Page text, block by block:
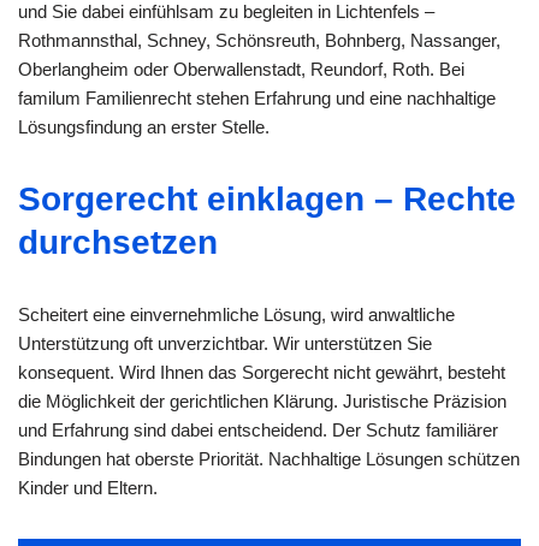
und Sie dabei einfühlsam zu begleiten in Lichtenfels –
Rothmannsthal, Schney, Schönsreuth, Bohnberg, Nassanger,
Oberlangheim oder Oberwallenstadt, Reundorf, Roth. Bei
familum Familienrecht stehen Erfahrung und eine nachhaltige
Lösungsfindung an erster Stelle.
Sorgerecht einklagen – Rechte
durchsetzen
Scheitert eine einvernehmliche Lösung, wird anwaltliche
Unterstützung oft unverzichtbar. Wir unterstützen Sie
konsequent. Wird Ihnen das Sorgerecht nicht gewährt, besteht
die Möglichkeit der gerichtlichen Klärung. Juristische Präzision
und Erfahrung sind dabei entscheidend. Der Schutz familiärer
Bindungen hat oberste Priorität. Nachhaltige Lösungen schützen
Kinder und Eltern.